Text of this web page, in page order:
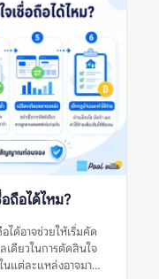
ถือได้ไหม?
ได้อาจช่วยให้เริ่มคัด
เดียวในการตัดสินใจ
นแต่ละแหล่งอาจมา